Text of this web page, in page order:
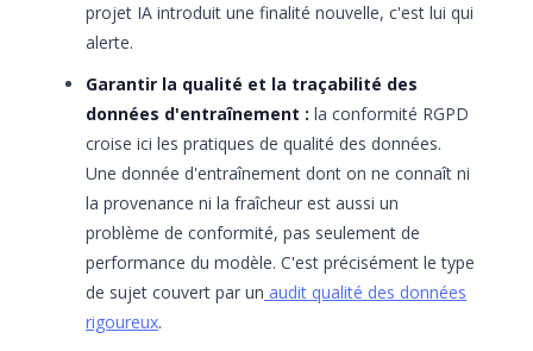
projet IA introduit une finalité nouvelle, c'est lui qui
alerte.
Garantir la qualité et la traçabilité des
données d'entraînement : la conformité RGPD
croise ici les pratiques de qualité des données.
Une donnée d'entraînement dont on ne connaît ni
la provenance ni la fraîcheur est aussi un
problème de conformité, pas seulement de
performance du modèle. C'est précisément le type
de sujet couvert par un audit qualité des données
rigoureux.